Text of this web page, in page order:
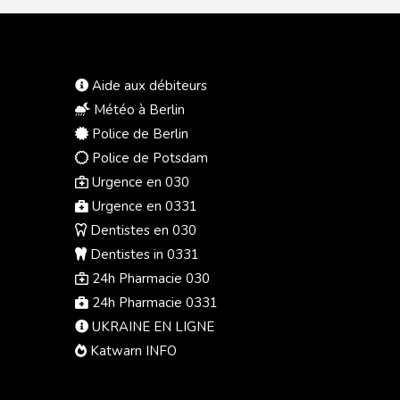
Aide aux débiteurs
Météo à Berlin
Police de Berlin
Police de Potsdam
Urgence en 030
Urgence en 0331
Dentistes en 030
Dentistes in 0331
24h Pharmacie 030
24h Pharmacie 0331
UKRAINE EN LIGNE
Katwarn INFO